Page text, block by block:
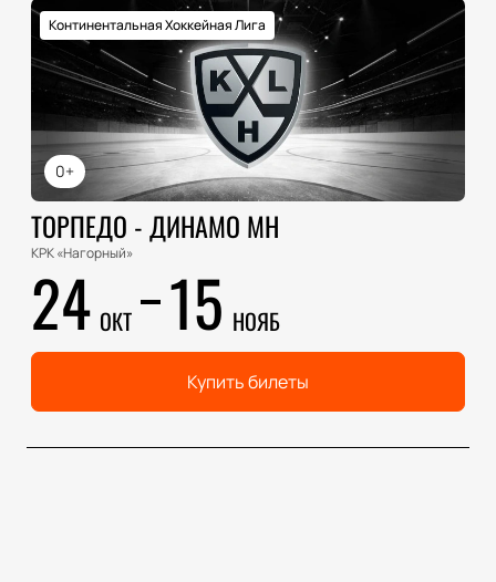
0+
Континентальная Хоккейная Лига
ТОРПЕДО - ДИНАМО МН
КРК «Нагорный»
24 ОКТ 15 НОЯБ
Купить билеты